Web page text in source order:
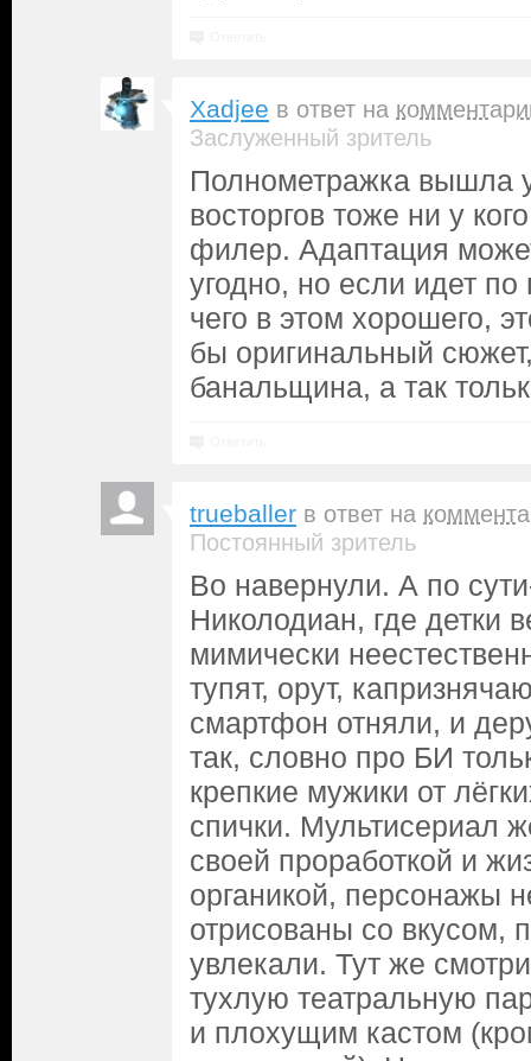
Xadjee в ответ на
Заслуженный зритель
Полнометражка вышла
восторгов тоже ни у
филер. Адаптация
угодно, но если идет
чего в этом хорошего,
бы оригинальный
банальщина, а так
trueballer в ответ на
Постоянный зритель
Во навернули. А по
Николодиан, где детки
мимически
тупят, орут,
смартфон отняли, и
так, словно про БИ
крепкие мужики от
спички. Мультисериал
своей проработкой и
органикой, персонажы
отрисованы со вкусом,
увлекали. Тут же
тухлую театральную
и плохущим кастом